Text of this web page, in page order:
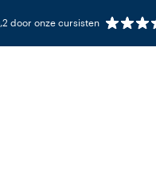
door onze cursisten